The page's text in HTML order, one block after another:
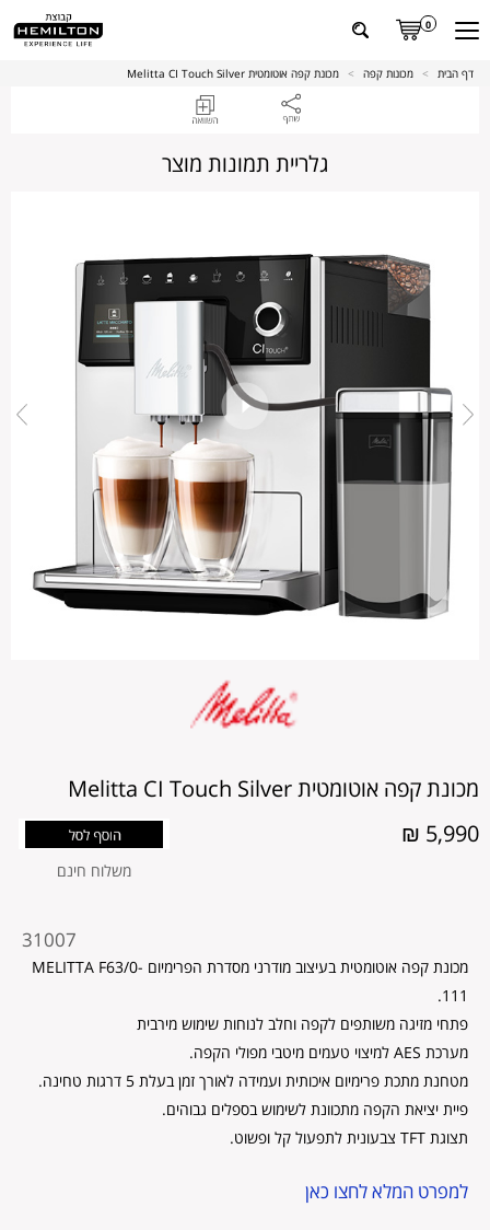
0
דף הבית > מכונות קפה > מכונת קפה אוטומטית Melitta CI Touch Silver
מכונת קפה אוטומטית Melitta CI Touch Silver
5,990 ₪
משלוח חינם
31007
מוצר
מכונת קפה אוטומטית בעיצוב מודרני מסדרת הפרימיום MELITTA F63/0-
111.
פתחי מזיגה משותפים לקפה וחלב לנוחות שימוש מירבית
מערכת AES למיצוי טעמים מיטבי מפולי הקפה.
מטחנת מתכת פרימיום איכותית ועמידה לאורך זמן בעלת 5 דרגות טחינה.
פיית יציאת הקפה מתכוונת לשימוש בספלים גבוהים.
תצוגת TFT צבעונית לתפעול קל ופשוט.
למפרט המלא לחצו כאן
גלריית תמונות מוצר